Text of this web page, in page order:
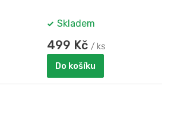
Skladem
499 Kč / ks
Do košíku